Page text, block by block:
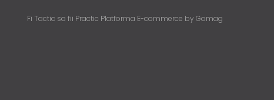
Fi Tactic sa fii Practic Platforma E-commerce by Gomag